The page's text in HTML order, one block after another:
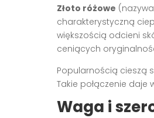
Złoto różowe
charakterystyczną
większością odcieni
ceniących
Popularnością cieszą
Takie połączenie
Waga i